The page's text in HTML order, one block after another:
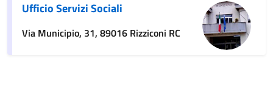
Ufficio Servizi Sociali
Via Municipio, 31, 89016 Rizziconi RC